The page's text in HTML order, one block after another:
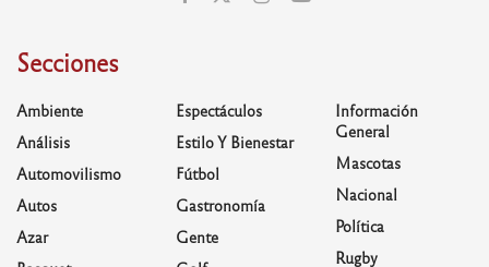
Secciones
Ambiente
Análisis
Automovilismo
Autos
Azar
Espectáculos
Estilo Y Bienestar
Fútbol
Gastronomía
Gente
Información
General
Mascotas
Nacional
Política
Rugby